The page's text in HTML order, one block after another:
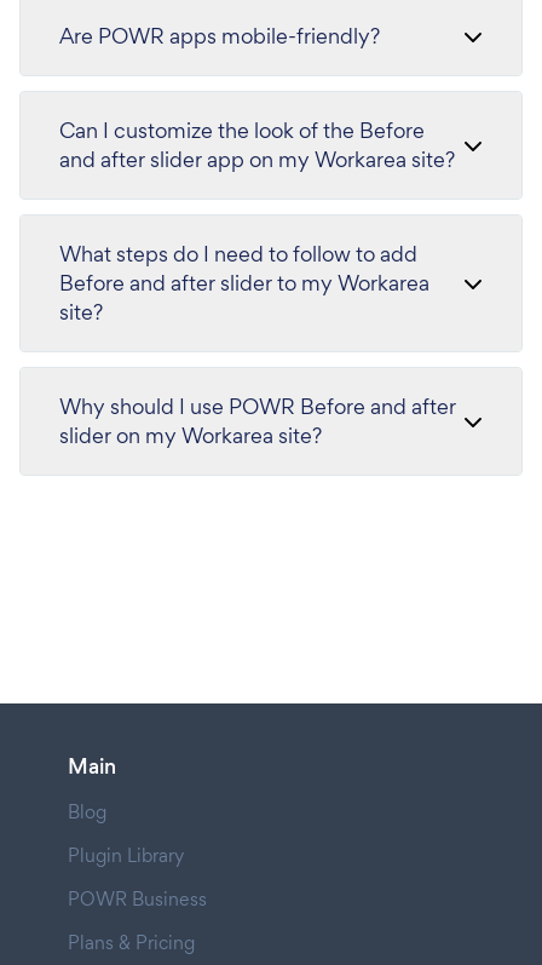
Are POWR apps mobile-friendly?
Can I customize the look of the Before
and after slider app on my Workarea site?
What steps do I need to follow to add
Before and after slider to my Workarea
site?
Why should I use POWR Before and after
slider on my Workarea site?
Main
Blog
Plugin Library
POWR Business
Plans & Pricing